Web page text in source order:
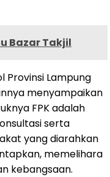
Bazar Takjil
Provinsi Lampung
menyampaikan
FPK adalah
serta
yang diarahkan
memelihara
kebangsaan.